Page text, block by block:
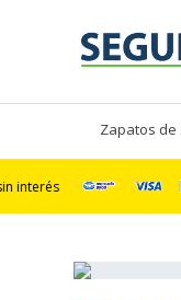
Zapatos de